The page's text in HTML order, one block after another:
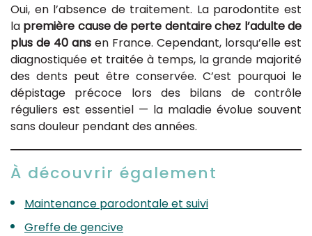
Oui, en l’absence de traitement. La parodontite est
la première cause de perte dentaire chez l’adulte de
plus de 40 ansen France. Cependant, lorsqu’elle est
diagnostiquée et traitée à temps, la grande majorité
des dents peut être conservée. C’est pourquoi le
dépistage précoce lors des bilans de contrôle
réguliers est essentiel — la maladie évolue souvent
sans douleur pendant des années.
À découvrir également
Maintenance parodontale et suivi
Greffe de gencive